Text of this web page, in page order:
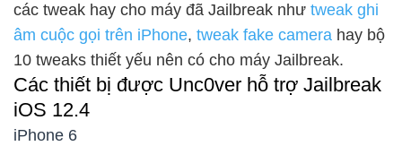
các tweak hay cho máy đã Jailbreak như tweak ghi
âm cuộc gọi trên iPhone, tweak fake camera hay bộ
10 tweaks thiết yếu nên có cho máy Jailbreak.
Các thiết bị được Unc0ver hỗ trợ Jailbreak
iOS 12.4
iPhone 6